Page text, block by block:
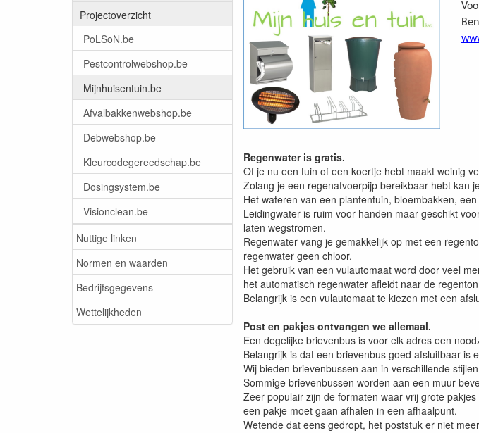
Projectoverzicht
PoLSoN.be
Pestcontrolwebshop.be
Mijnhuisentuin.be
Afvalbakkenwebshop.be
Debwebshop.be
Kleurcodegereedschap.be
Dosingsystem.be
Visionclean.be
Nuttige linken
Normen en waarden
Bedrijfsgegevens
Wettelijkheden
Regenwater is gratis.
Of je nu een tuin of een koertje hebt maakt weinig
Zolang je een regenafvoerpijp bereikbaar hebt kan
Het wateren van een plantentuin, bloembakken,
Leidingwater is ruim voor handen maar geschikt
laten wegstromen.
Regenwater vang je gemakkelijk op met een
regenwater geen chloor.
Het gebruik van een vulautomaat word door veel
het automatisch regenwater afleidt naar de
Belangrijk is een vulautomaat te kiezen met een
Post en pakjes ontvangen we allemaal.
Een degelijke brievenbus is voor elk adres een
Belangrijk is dat een brievenbus goed afsluitbaar is
Wij bieden brievenbussen aan in verschillende
Sommige brievenbussen worden aan een muur
Zeer populair zijn de formaten waar vrij grote
een pakje moet gaan afhalen in een afhaalpunt.
Wetende dat eens gedropt, het poststuk er niet